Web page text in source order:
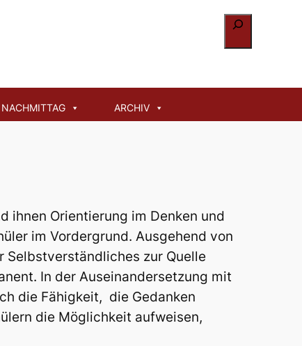
Suchen
NACHMITTAG ARCHIV
ihnen Orientierung im Denken und
im Vordergrund. Ausgehend von
Selbstverständliches zur Quelle
In der Auseinandersetzung mit
die Fähigkeit, die Gedanken
die Möglichkeit aufweisen,